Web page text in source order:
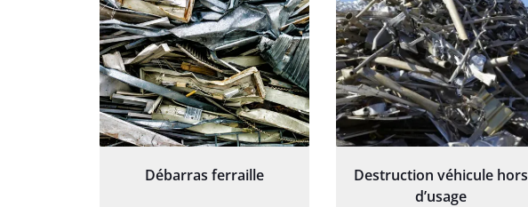
Débarras ferraille
Destruction véhicule hors
d’usage